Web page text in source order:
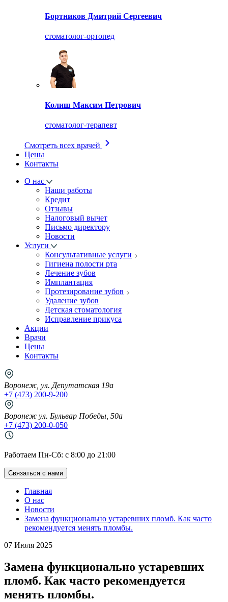
Бортников Дмитрий Сергеевич
стоматолог-ортопед
Колиш Максим Петрович
стоматолог-терапевт
Смотреть всех врачей
Цены
Контакты
О нас
Наши работы
Кредит
Отзывы
Налоговый вычет
Письмо директору
Новости
Услуги
Консультативные услуги
Гигиена полости рта
Лечение зубов
Имплантация
Протезирование зубов
Удаление зубов
Детская стоматология
Исправление прикуса
Акции
Врачи
Цены
Контакты
Воронеж, ул. Депутатская 19а
+7 (473) 200-9-200
Воронеж ул. Бульвар Победы, 50а
+7 (473) 200-0-050
Работаем Пн-Cб: с 8:00 до 21:00
Связаться с нами
Главная
О нас
Новости
Замена функционально устаревших пломб. Как часто
рекомендуется менять пломбы.
07 Июля 2025
Замена функционально устаревших
пломб. Как часто рекомендуется
менять пломбы.